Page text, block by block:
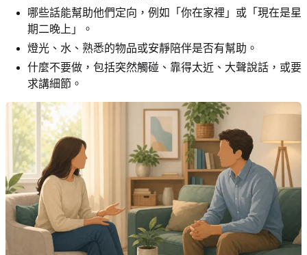
哪些話能幫助他們定向，例如「你在家裡」或「現在是星
期二晚上」。
燈光、水、熟悉的物品或安靜陪伴是否有幫助。
什麼不要做，包括突然觸碰、靠得太近、大聲說話，或要
求講細節。